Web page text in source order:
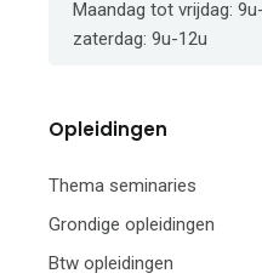
Opleidingen
Thema seminaries
Grondige opleidingen
Btw opleidingen
Maandag tot vrijdag:
zaterdag: 9u-12u